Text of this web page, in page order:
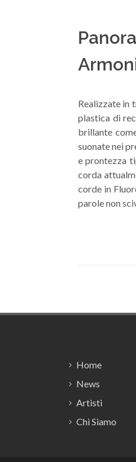
Realizzate in
plastica di
brillante
suonate nei
e prontezza
corda
corde in
parole non
Home
News
Artisti
Chi Siamo